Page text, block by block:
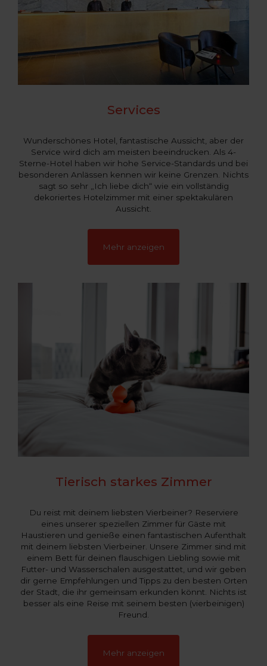
Services
Wunderschönes Hotel, fantastische Aussicht, aber der
Service wird dich am meisten beeindrucken. Als 4-
Sterne-Hotel haben wir hohe Service-Standards und bei
besonderen Anlässen kennen wir keine Grenzen. Nichts
sagt so sehr „Ich liebe dich“ wie ein vollständig
dekoriertes Hotelzimmer mit einer spektakulären
Aussicht.
Mehr anzeigen
Tierisch starkes Zimmer
Du reist mit deinem liebsten Vierbeiner? Reserviere
eines unserer speziellen Zimmer für Gäste mit
Haustieren und genieße einen fantastischen Aufenthalt
mit deinem liebsten Vierbeiner. Unsere Zimmer sind mit
einem Bett für deinen flauschigen Liebling sowie mit
Futter- und Wasserschalen ausgestattet, und wir geben
dir gerne Empfehlungen und Tipps zu den besten Orten
der Stadt, die ihr gemeinsam erkunden könnt. Nichts ist
besser als eine Reise mit seinem besten (vierbeinigen)
Freund.
Mehr anzeigen